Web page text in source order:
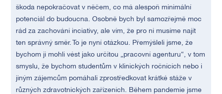
škoda nepokračovat v něčem, co má alespoň minimální
potenciál do budoucna. Osobně bych byl samozřejmě moc
rád za zachování inciativy, ale vím, že pro ni musíme najít
ten správný směr. To je nyní otázkou. Přemýšleli jsme, že
bychom ji mohli vést jako určitou „pracovní agenturu“, v tom
smyslu, že bychom studentům v klinických ročnících nebo i
jiným zájemcům pomáhali zprostředkovat krátké stáže v
různých zdravotnických zařízeních. Během pandemie jsme